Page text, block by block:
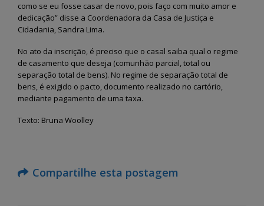
como se eu fosse casar de novo, pois faço com muito amor e
dedicação” disse a Coordenadora da Casa de Justiça e
Cidadania, Sandra Lima.
No ato da inscrição, é preciso que o casal saiba qual o regime
de casamento que deseja (comunhão parcial, total ou
separação total de bens). No regime de separação total de
bens, é exigido o pacto, documento realizado no cartório,
mediante pagamento de uma taxa.
Texto: Bruna Woolley
Compartilhe esta postagem